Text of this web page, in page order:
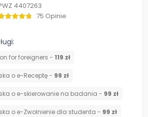
4407263
75 Opinie
for foreigners - 119 zł
o e-Receptę - 99 zł
o e-skierowanie na badania - 99 zł
o e-Zwolnienie dla studenta - 99 zł